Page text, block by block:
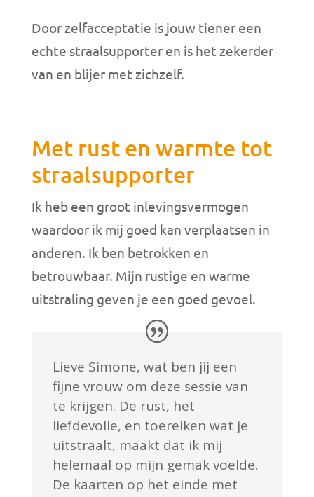
Door zelfacceptatie is jouw tiener een
echte straalsupporter en is het zekerder
van en blijer met zichzelf.
Met rust en warmte tot
straalsupporter
Ik heb een groot inlevingsvermogen
waardoor ik mij goed kan verplaatsen in
anderen. Ik ben betrokken en
betrouwbaar. Mijn rustige en warme
uitstraling geven je een goed gevoel.
Lieve Simone, wat ben jij een
fijne vrouw om deze sessie van
te krijgen. De rust, het
liefdevolle, en toereiken wat je
uitstraalt, maakt dat ik mij
helemaal op mijn gemak voelde.
De kaarten op het einde met